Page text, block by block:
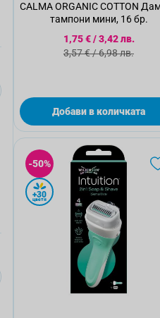
Търсене
Търсене
CALMA ORGANIC COTTON
тампони мини, 16 бр.
Специална цена
1,75 €/3,42 лв.
Стандартна цена
3,57 €/6,98 лв.
Добави в количката
-50%
+30
цветя